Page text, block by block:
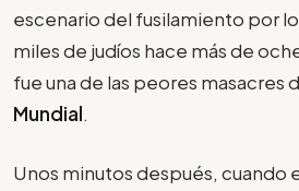
escenario del fusilamiento por
miles de judíos hace más de
fue una de las peores masacres
Mundial.
Unos minutos después, cuando